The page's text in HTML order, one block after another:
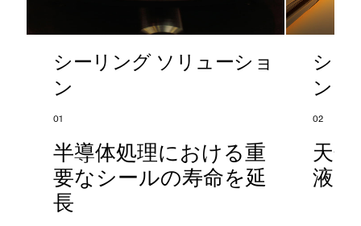
シーリング ソリューショ
ン
01
半導体処理における重
要なシールの寿命を延
長
シー
ン
02
天
液密